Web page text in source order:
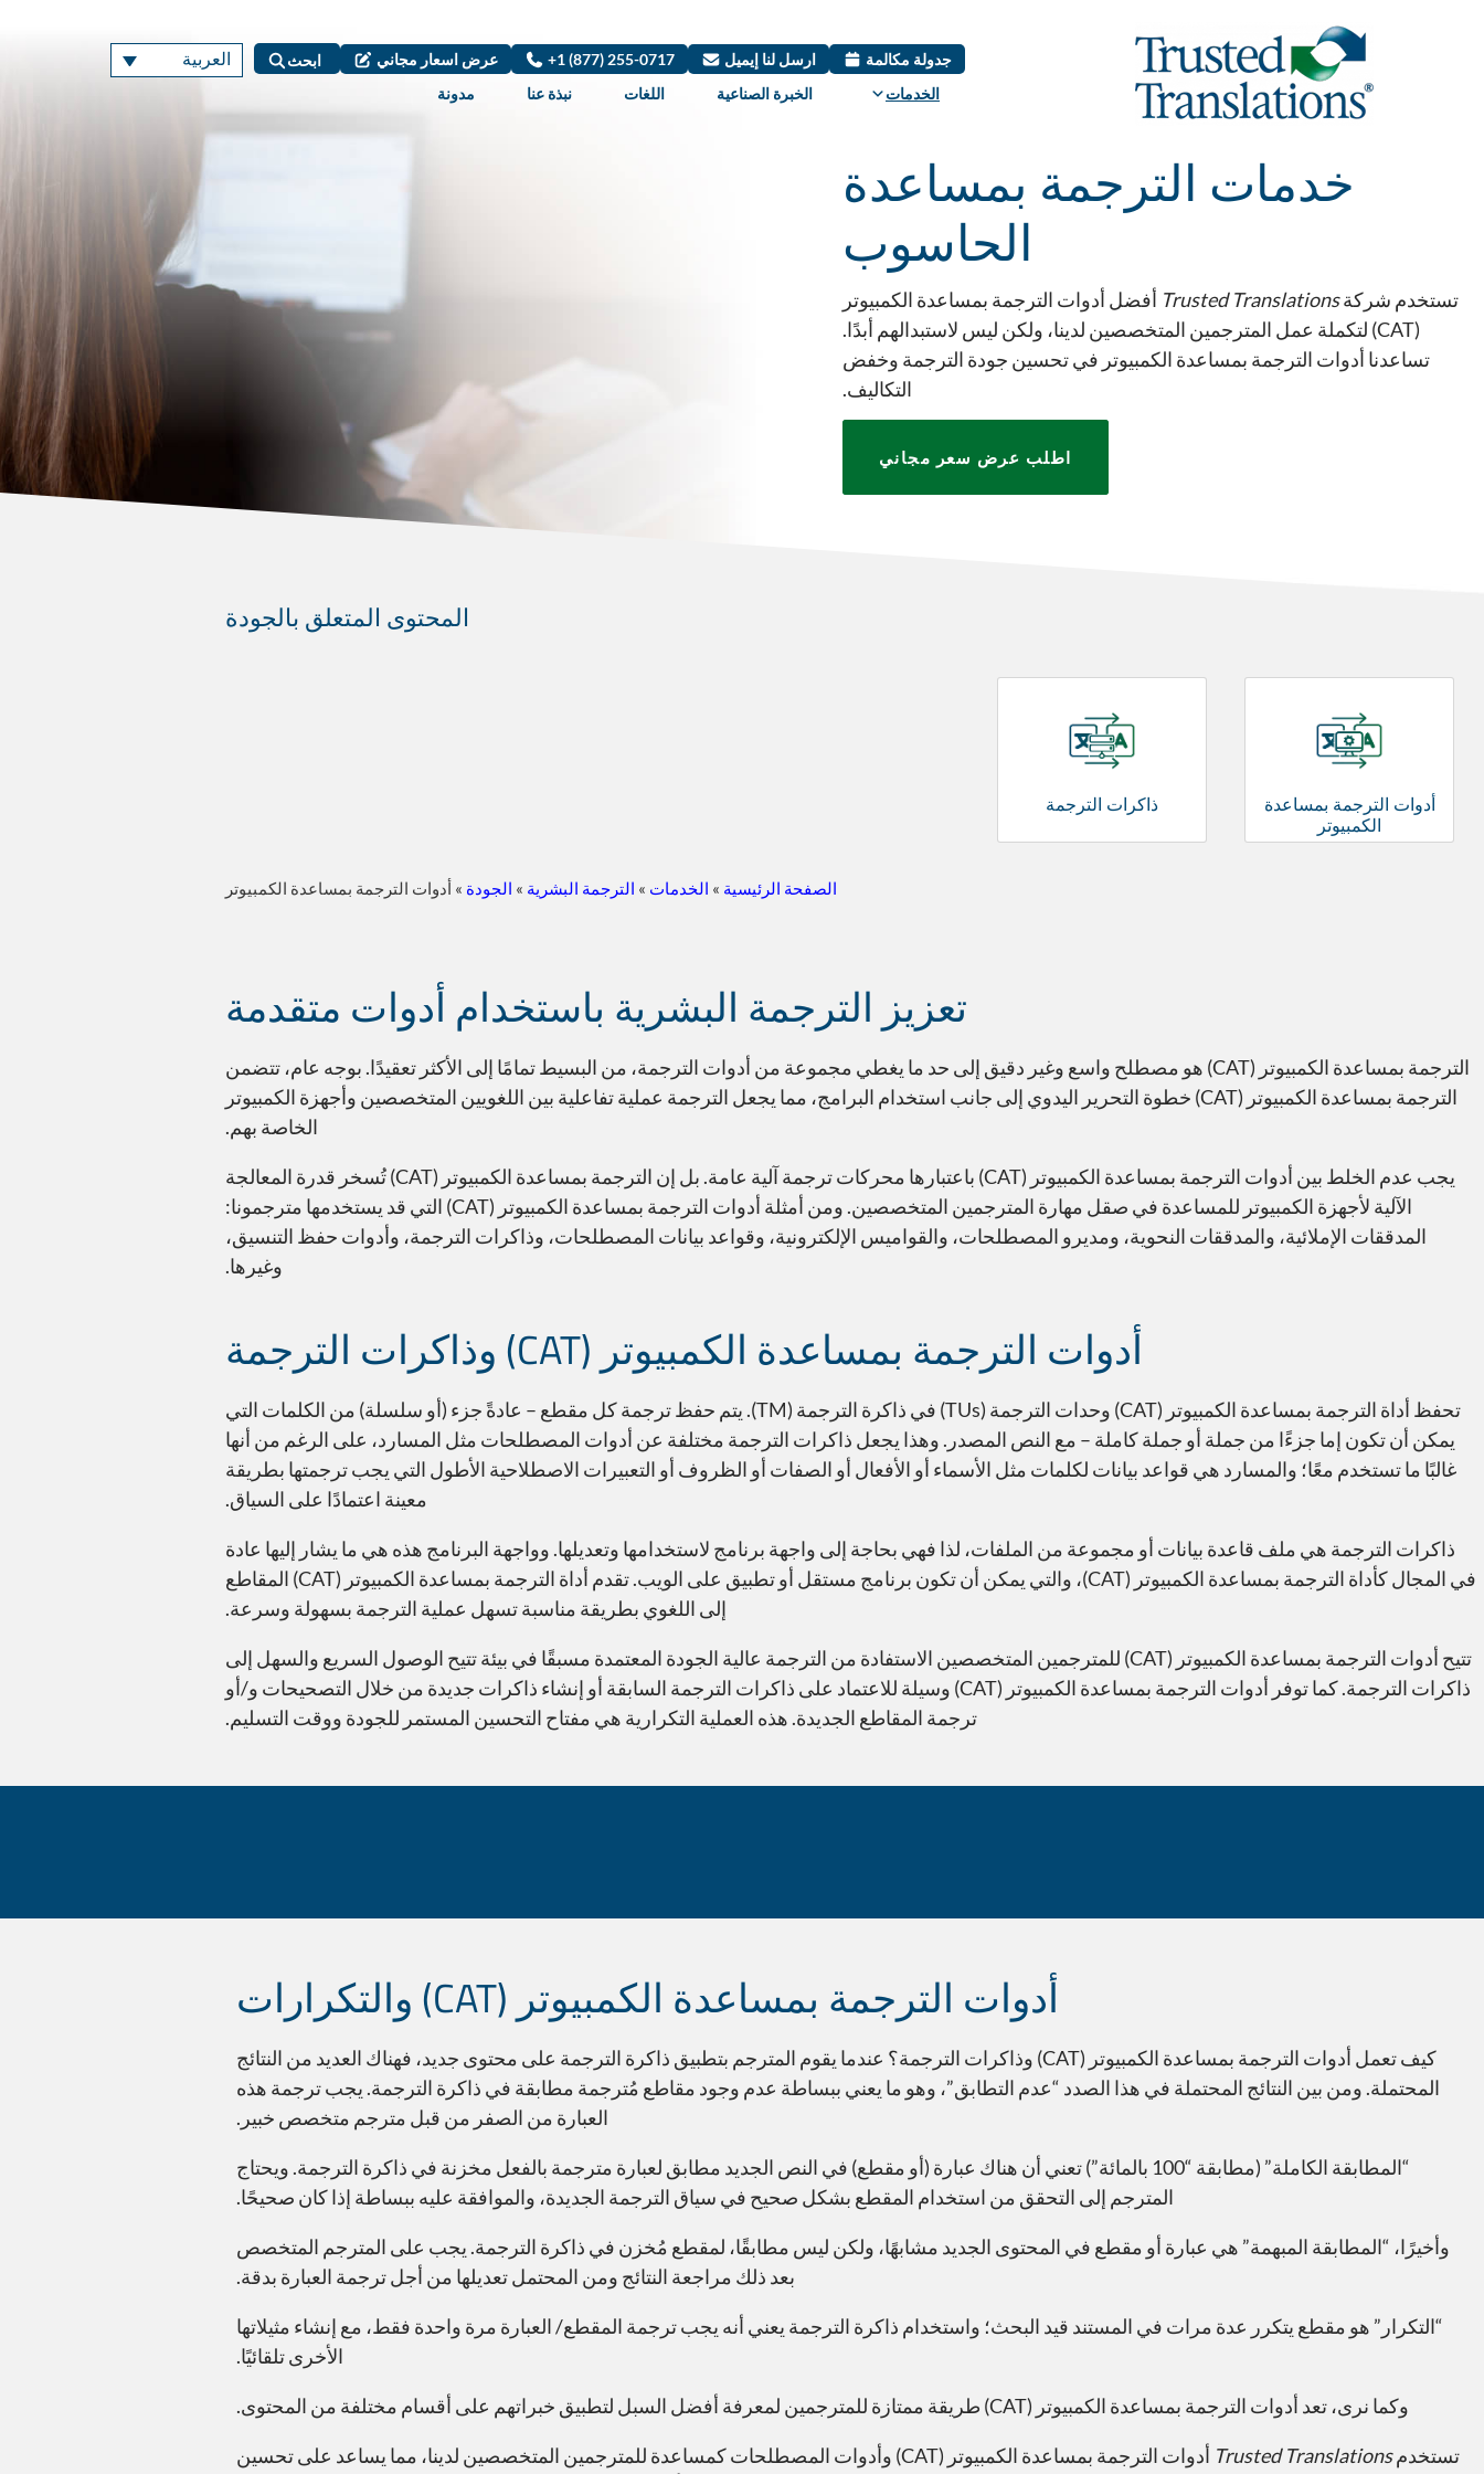
جدولة مكالمة ارسل لنا إيميل +1 (877) 255-0717 عرض اسعار مجاني ابحث العربية
الخدمات الخبرة الصناعية اللغات نبذة عنا مدونة
خدمات الترجمة بمساعدة
الحاسوب
تستخدم شركةTrusted Translations أفضل أدوات الترجمة بمساعدة الكمبيوتر
(CAT) لتكملة عمل المترجمين المتخصصين لدينا، ولكن ليس لاستبدالهم أبدًا.
تساعدنا أدوات الترجمة بمساعدة الكمبيوتر في تحسين جودة الترجمة وخفض
التكاليف.
اطلب عرض سعر مجاني
المحتوى المتعلق بالجودة
أدوات الترجمة بمساعدة
الكمبيوتر
ذاكرات الترجمة
الصفحة الرئيسية » الخدمات » الترجمة البشرية » الجودة » أدوات الترجمة بمساعدة الكمبيوتر
تعزيز الترجمة البشرية باستخدام أدوات متقدمة
الترجمة بمساعدة الكمبيوتر (CAT) هو مصطلح واسع وغير دقيق إلى حد ما يغطي مجموعة من أدوات الترجمة، من البسيط تمامًا إلى الأكثر تعقيدًا. بوجه عام، تتضمن
الترجمة بمساعدة الكمبيوتر (CAT) خطوة التحرير اليدوي إلى جانب استخدام البرامج، مما يجعل الترجمة عملية تفاعلية بين اللغويين المتخصصين وأجهزة الكمبيوتر
الخاصة بهم.
يجب عدم الخلط بين أدوات الترجمة بمساعدة الكمبيوتر (CAT) باعتبارها محركات ترجمة آلية عامة. بل إن الترجمة بمساعدة الكمبيوتر (CAT) تُسخر قدرة المعالجة
الآلية لأجهزة الكمبيوتر للمساعدة في صقل مهارة المترجمين المتخصصين. ومن أمثلة أدوات الترجمة بمساعدة الكمبيوتر (CAT) التي قد يستخدمها مترجمونا:
المدققات الإملائية، والمدققات النحوية، ومديرو المصطلحات، والقواميس الإلكترونية، وقواعد بيانات المصطلحات، وذاكرات الترجمة، وأدوات حفظ التنسيق،
وغيرها.
أدوات الترجمة بمساعدة الكمبيوتر (CAT) وذاكرات الترجمة
تحفظ أداة الترجمة بمساعدة الكمبيوتر (CAT) وحدات الترجمة (TUs) في ذاكرة الترجمة (TM). يتم حفظ ترجمة كل مقطع – عادةً جزء (أو سلسلة) من الكلمات التي
يمكن أن تكون إما جزءًا من جملة أو جملة كاملة – مع النص المصدر. وهذا يجعل ذاكرات الترجمة مختلفة عن أدوات المصطلحات مثل المسارد، على الرغم من أنها
غالبًا ما تستخدم معًا؛ والمسارد هي قواعد بيانات لكلمات مثل الأسماء أو الأفعال أو الصفات أو الظروف أو التعبيرات الاصطلاحية الأطول التي يجب ترجمتها بطريقة
معينة اعتمادًا على السياق.
ذاكرات الترجمة هي ملف قاعدة بيانات أو مجموعة من الملفات، لذا فهي بحاجة إلى واجهة برنامج لاستخدامها وتعديلها. وواجهة البرنامج هذه هي ما يشار إليها عادة
في المجال كأداة الترجمة بمساعدة الكمبيوتر (CAT)، والتي يمكن أن تكون برنامج مستقل أو تطبيق على الويب. تقدم أداة الترجمة بمساعدة الكمبيوتر (CAT) المقاطع
إلى اللغوي بطريقة مناسبة تسهل عملية الترجمة بسهولة وسرعة.
تتيح أدوات الترجمة بمساعدة الكمبيوتر (CAT) للمترجمين المتخصصين الاستفادة من الترجمة عالية الجودة المعتمدة مسبقًا في بيئة تتيح الوصول السريع والسهل إلى
ذاكرات الترجمة. كما توفر أدوات الترجمة بمساعدة الكمبيوتر (CAT) وسيلة للاعتماد على ذاكرات الترجمة السابقة أو إنشاء ذاكرات جديدة من خلال التصحيحات و/أو
ترجمة المقاطع الجديدة. هذه العملية التكرارية هي مفتاح التحسين المستمر للجودة ووقت التسليم.
أدوات الترجمة بمساعدة الكمبيوتر (CAT) والتكرارات
كيف تعمل أدوات الترجمة بمساعدة الكمبيوتر (CAT) وذاكرات الترجمة؟ عندما يقوم المترجم بتطبيق ذاكرة الترجمة على محتوى جديد، فهناك العديد من النتائج
المحتملة. ومن بين النتائج المحتملة في هذا الصدد “عدم التطابق”، وهو ما يعني ببساطة عدم وجود مقاطع مُترجمة مطابقة في ذاكرة الترجمة. يجب ترجمة هذه
العبارة من الصفر من قبل مترجم متخصص خبير.
“المطابقة الكاملة” (مطابقة “100 بالمائة”) تعني أن هناك عبارة (أو مقطع) في النص الجديد مطابق لعبارة مترجمة بالفعل مخزنة في ذاكرة الترجمة. ويحتاج
المترجم إلى التحقق من استخدام المقطع بشكل صحيح في سياق الترجمة الجديدة، والموافقة عليه ببساطة إذا كان صحيحًا.
وأخيرًا، “المطابقة المبهمة” هي عبارة أو مقطع في المحتوى الجديد مشابهًا، ولكن ليس مطابقًا، لمقطع مُخزن في ذاكرة الترجمة. يجب على المترجم المتخصص
بعد ذلك مراجعة النتائج ومن المحتمل تعديلها من أجل ترجمة العبارة بدقة.
“التكرار” هو مقطع يتكرر عدة مرات في المستند قيد البحث؛ واستخدام ذاكرة الترجمة يعني أنه يجب ترجمة المقطع/ العبارة مرة واحدة فقط، مع إنشاء مثيلاتها
الأخرى تلقائيًا.
وكما نرى، تعد أدوات الترجمة بمساعدة الكمبيوتر (CAT) طريقة ممتازة للمترجمين لمعرفة أفضل السبل لتطبيق خبراتهم على أقسام مختلفة من المحتوى.
تستخدمTrusted Translations
أدوات الترجمة بمساعدة الكمبيوتر (CAT) وأدوات المصطلحات كمساعدة للمترجمين المتخصصين لدينا، مما يساعد على تحسين